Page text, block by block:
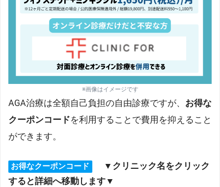
※画像はイメージです
AGA治療は全額自己負担の自由診療ですが、 お得な
クーポンコードを利用することで費用を抑えること
ができます。
お得なクーポンコード
▼クリニック名をクリック
すると詳細へ移動します▼